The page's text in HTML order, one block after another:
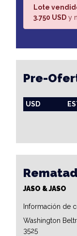
Lote
3.750 USD y
Pre-
USD
JASO & JASO
Información de
Washington
3525